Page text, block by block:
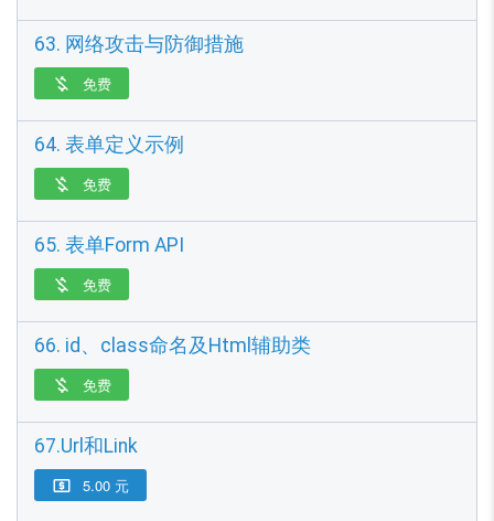
63. 网络攻击与防御措施
 免费
64. 表单定义示例
 免费
65. 表单Form API
 免费
66. id、class命名及Html辅助类
 免费
67.Url和Link
 5.00 元